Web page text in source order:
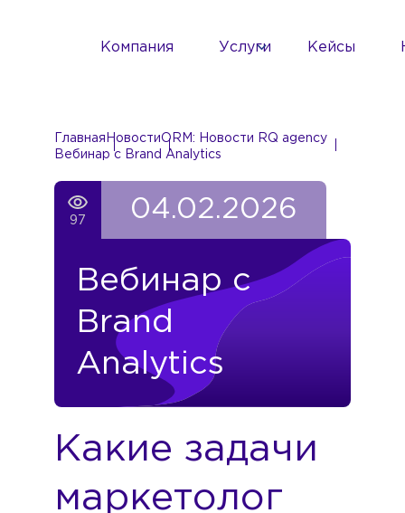
Компания Услуги Кейсы
Главная НовостиORM: Новости RQ agency
Вебинар с Brand Analytics
97 04.02.2026
Вебинар с
Brand
Analytics
Какие задачи
маркетолог